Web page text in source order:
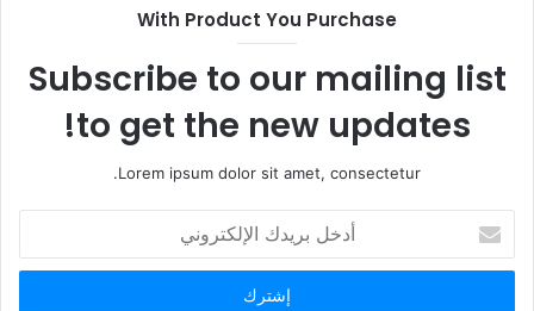
ب
With Product You Purchase
Subscribe to our mailing list
to get the new updates!
Lorem ipsum dolor sit amet, consectetur.
خ